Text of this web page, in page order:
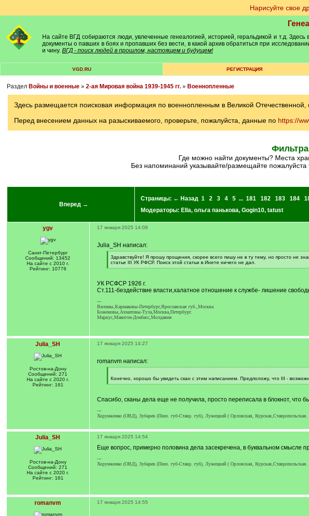
Нарисуйте свое
На сайте ВГД собираются люди, увлеченные генеалогией, историей, геральдикой и т.д.
документы о павших в боях и пропавших без вести, в какой архив обратиться при
и чину. ВГД - поиск людей в прошлом, настоящем и будущем!
VGD.RU РЕГИСТРАЦИЯ
Раздел Войны и военные» 2-ая Мировая война 1939-1945 гг.» Военнопленные
Здесь размещается поисковая информация по военнопленным в Великой Отечественной,
Перед внесением данных на разыскиваемого, проверьте, пожалуйста, данные по https://
Где можно найти документы? Места
Без напоминаний указывайте/размещайте
Вперед →
Страницы: ← Назад 1 2 3 4 5 ... 181 182 183 184
Модераторы: Ella, ольга панькова, Gogin10, tatust
ygv
Санкт-Петербург
Сообщений: 13452
На сайте с 2010 г.
Рейтинг: 10776
17 января 2025 14:08
Julia_SH написал:
[
q
]
Здравствуйте! Я прошу прощения, скорее всего пишу не в ту тему, но просто не
статье III УК РФСР. Поиск этой статьи в Инете ничего не дал.
[
]
УК РСФСР 1926 г.
Ст.111-бездействие власти,халатное отношение к службе- лишение
---
Вилины,Кармаковы-Петербург,Ярославская губ.,Москва
Боженовы,Ахматовы-Тула,Москва,Петербург.
Маркус,Макогон-Донбасс,Молдавия
Julia_SH
Ростов-на-Дону
Сообщений: 271
На сайте с 2020 г.
Рейтинг: 161
17 января 2025 14:27
romanvm написал:
q
]
Конечно, хорошо бы увидеть скан с этим написанием. Предположу, что III -
[
]
Спасибо, сканы дела еще не получила, просто переписала в блокнот, что
---
Хорунженко (ОВД), Зубарев (Пенз. губ-Ставр. губ), Лужецкий ( Орловская,
Julia_SH
Ростов-на-Дону
Сообщений: 271
На сайте с 2020 г.
Рейтинг: 161
17 января 2025 14:54
Еще вопрос, примерно половина дела засекречена, в буквальном
---
Хорунженко (ОВД), Зубарев (Пенз. губ-Ставр. губ), Лужецкий ( Орловская,
romanvm 17 января 2025 14:55